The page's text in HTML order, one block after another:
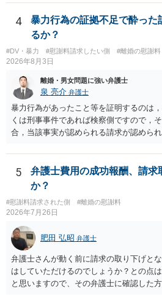
個別の事情によりますので、お早めに弁
すめします。
4
暴力行為の証拠不足で酔った
るか？
#DV・暴力 #慰謝料請求したい側 #離婚の慰謝料
2026年8月3日
離婚・男女問題に強い弁護士
泉 亮介 弁護士
暴力行為があったこと等を証明するのは
くは刑事事件であれば検察側ですので，
合，当該事実が認められる請求が認めら
5
弁護士費用の成功報酬、請求
か？
#慰謝料請求された側 #離婚の慰謝料
2026年7月26日
肥田 弘昭 弁護士
弁護士さんが動く前に請求の取り下げと
はしていただけるのでしょうか？との点
と思いますので、その弁護士に確認した